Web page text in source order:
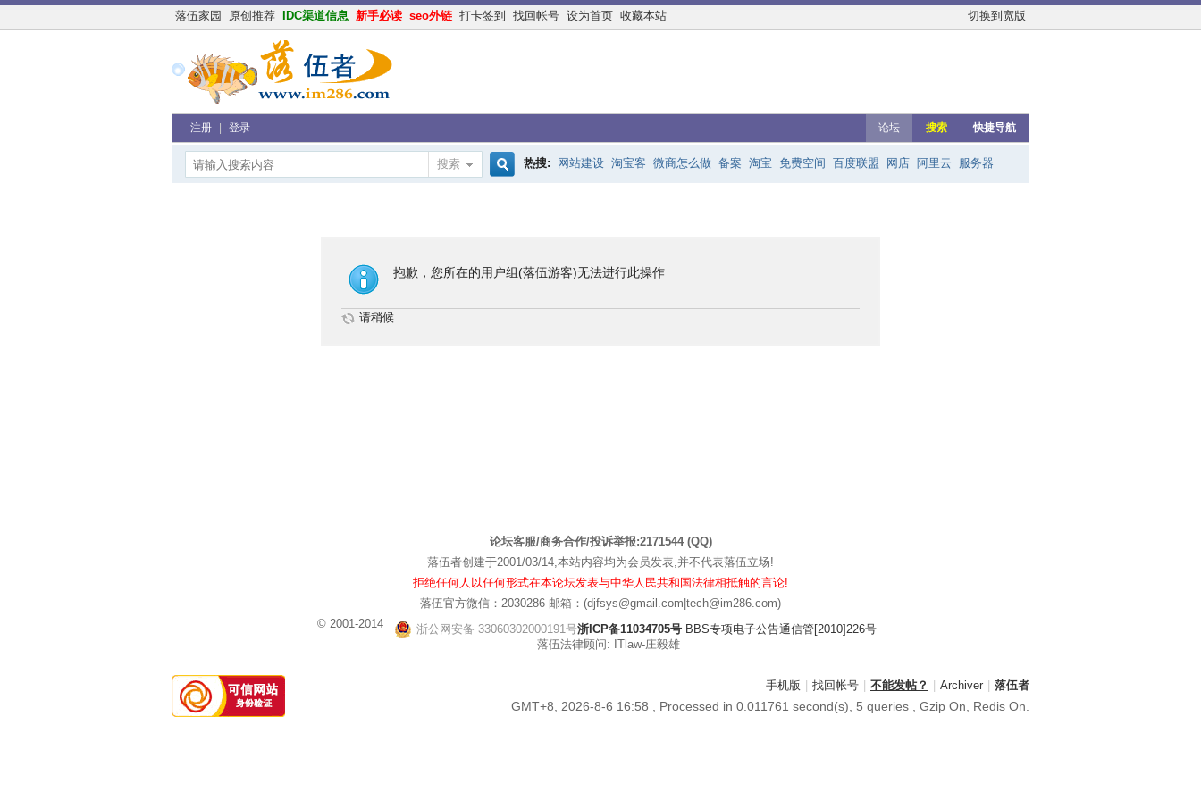
落伍家园 原创推荐 IDC渠道信息 新手必读 seo外链 打卡签到 找回帐号 设为首页 收藏本站 切换到宽版
注册 登录 论坛 搜索 快捷导航
搜索
索
热搜: 网站建设 淘宝客 微商怎么做 备案 淘宝 免费空间 百度联盟 网店 阿里云 服务器
抱歉，您所在的用户组(落伍游客)无法进行此操作
请稍候...
论坛客服/商务合作/投诉举报:2171544 (QQ)
落伍者创建于2001/03/14,本站内容均为会员发表,并不代表落伍立场!
拒绝任何人以任何形式在本论坛发表与中华人民共和国法律相抵触的言论!
落伍官方微信：2030286 邮箱：(djfsys@gmail.com|tech@im286.com)
© 2001-2014
浙公网安备 33060302000191号浙ICP备11034705号 BBS专项电子公告通信管[2010]226号
落伍法律顾问: ITlaw-庄毅雄
手机版 找回帐号 不能发帖？ Archiver 落伍者
GMT+8, 2026-8-6 16:58 , Processed in 0.011761 second(s), 5 queries , Gzip On, Redis On.